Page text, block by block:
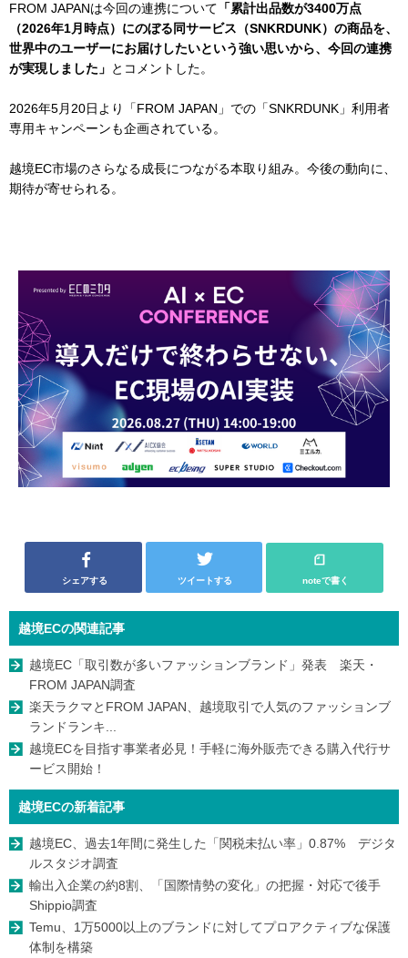
FROM JAPANは今回の連携について 「累計出品数が3400万点
（2026年1月時点）にのぼる同サービス（SNKRDUNK）の商品を、
世界中のユーザーにお届けしたいという強い思いから、今回の連携
が実現しました」 とコメントした。
2026年5月20日より「FROM JAPAN」での「SNKRDUNK」利用者
専用キャンペーンも企画されている。
越境EC市場のさらなる成長につながる本取り組み。今後の動向に、
期待が寄せられる。
シェアする ツイートする noteで書く
越境ECの関連記事
越境EC「取引数が多いファッションブランド」発表 楽天・
FROM JAPAN調査
楽天ラクマとFROM JAPAN、越境取引で人気のファッションブ
ランドランキ...
越境ECを目指す事業者必見！手軽に海外販売できる購入代行サ
ービス開始！
越境ECの新着記事
越境EC、過去1年間に発生した「関税未払い率」0.87% デジタ
ルスタジオ調査
輸出入企業の約8割、「国際情勢の変化」の把握・対応で後手
Shippio調査
Temu、1万5000以上のブランドに対してプロアクティブな保護
体制を構築